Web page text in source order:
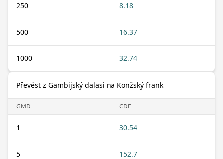
250 8.18
500 16.37
1000 32.74
Převést z Gambijský dalasi na Konžský frank
GMD CDF
1 30.54
5 152.7